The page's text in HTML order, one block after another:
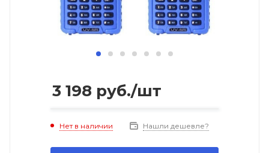
3 198 руб./шт
Нет в наличии Нашли дешевле?